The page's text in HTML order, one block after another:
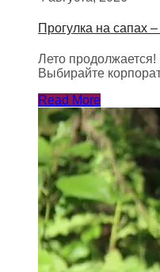
Прогулка на сапах
Лето
Выбирайте
Read More